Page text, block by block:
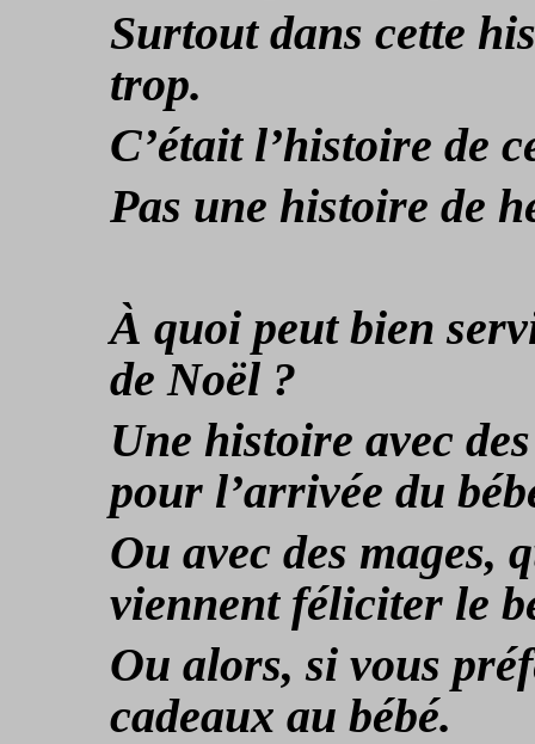
Surtout dans cette
trop.
C’était l’histoire de
Pas une histoire de
À quoi peut bien
de Noël ?
Une histoire avec
pour l’arrivée du
Ou avec des mages,
viennent féliciter le
Ou alors, si vous
cadeaux au bébé.